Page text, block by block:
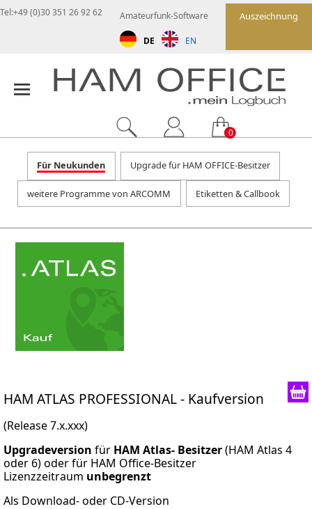
Auszeichnung
Amateurfunk-Software
DE EN
Tel:+49 (0)30 351 26 92 62
0
Für Neukunden Upgrade für HAM OFFICE-Besitzer
weitere Programme von ARCOMM Etiketten & Callbook
HAM ATLAS PROFESSIONAL- Kaufversion
(Release 7.x.xxx)
Upgradeversion für HAM Atlas- Besitzer(HAM Atlas 4
oder 6) oder für HAM Office-Besitzer
Lizenzzeitraum unbegrenzt
Als Download- oder CD-Version